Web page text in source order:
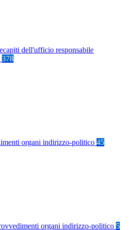
dell'ufficio responsabile
378
organi indirizzo-politico 45
organi indirizzo-politico 5